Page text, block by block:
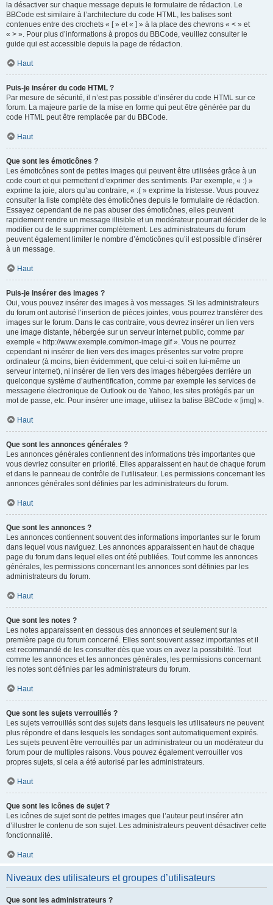
la désactiver sur chaque message depuis le formulaire de rédaction. Le
BBCode est similaire à l’architecture du code HTML, les balises sont
contenues entre des crochets « [ » et « ] » à la place des chevrons « < » et
« > ». Pour plus d’informations à propos du BBCode, veuillez consulter le
guide qui est accessible depuis la page de rédaction.
Haut
Puis-je insérer du code HTML ?
Par mesure de sécurité, il n’est pas possible d’insérer du code HTML sur ce
forum. La majeure partie de la mise en forme qui peut être générée par du
code HTML peut être remplacée par du BBCode.
Haut
Que sont les émoticônes ?
Les émoticônes sont de petites images qui peuvent être utilisées grâce à un
code court et qui permettent d’exprimer des sentiments. Par exemple, « :) »
exprime la joie, alors qu’au contraire, « :( » exprime la tristesse. Vous pouvez
consulter la liste complète des émoticônes depuis le formulaire de rédaction.
Essayez cependant de ne pas abuser des émoticônes, elles peuvent
rapidement rendre un message illisible et un modérateur pourrait décider de le
modifier ou de le supprimer complètement. Les administrateurs du forum
peuvent également limiter le nombre d’émoticônes qu’il est possible d’insérer
à un message.
Haut
Puis-je insérer des images ?
Oui, vous pouvez insérer des images à vos messages. Si les administrateurs
du forum ont autorisé l’insertion de pièces jointes, vous pourrez transférer des
images sur le forum. Dans le cas contraire, vous devrez insérer un lien vers
une image distante, hébergée sur un serveur internet public, comme par
exemple « http://www.exemple.com/mon-image.gif ». Vous ne pourrez
cependant ni insérer de lien vers des images présentes sur votre propre
ordinateur (à moins, bien évidemment, que celui-ci soit en lui-même un
serveur internet), ni insérer de lien vers des images hébergées derrière un
quelconque système d’authentification, comme par exemple les services de
messagerie électronique de Outlook ou de Yahoo, les sites protégés par un
mot de passe, etc. Pour insérer une image, utilisez la balise BBCode « [img] ».
Haut
Que sont les annonces générales ?
Les annonces générales contiennent des informations très importantes que
vous devriez consulter en priorité. Elles apparaissent en haut de chaque forum
et dans le panneau de contrôle de l’utilisateur. Les permissions concernant les
annonces générales sont définies par les administrateurs du forum.
Haut
Que sont les annonces ?
Les annonces contiennent souvent des informations importantes sur le forum
dans lequel vous naviguez. Les annonces apparaissent en haut de chaque
page du forum dans lequel elles ont été publiées. Tout comme les annonces
générales, les permissions concernant les annonces sont définies par les
administrateurs du forum.
Haut
Que sont les notes ?
Les notes apparaissent en dessous des annonces et seulement sur la
première page du forum concerné. Elles sont souvent assez importantes et il
est recommandé de les consulter dès que vous en avez la possibilité. Tout
comme les annonces et les annonces générales, les permissions concernant
les notes sont définies par les administrateurs du forum.
Haut
Que sont les sujets verrouillés ?
Les sujets verrouillés sont des sujets dans lesquels les utilisateurs ne peuvent
plus répondre et dans lesquels les sondages sont automatiquement expirés.
Les sujets peuvent être verrouillés par un administrateur ou un modérateur du
forum pour de multiples raisons. Vous pouvez également verrouiller vos
propres sujets, si cela a été autorisé par les administrateurs.
Haut
Que sont les icônes de sujet ?
Les icônes de sujet sont de petites images que l’auteur peut insérer afin
d’illustrer le contenu de son sujet. Les administrateurs peuvent désactiver cette
fonctionnalité.
Haut
Niveaux des utilisateurs et groupes d’utilisateurs
Que sont les administrateurs ?